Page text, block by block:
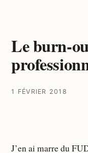
Le burn-
1 FÉVRIER 2018
J’en ai marre du